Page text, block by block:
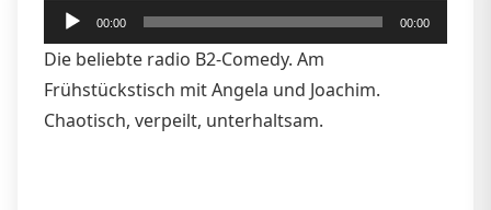
Audio-
Player
00:00 00:00
Die beliebte radio B2-Comedy. Am
Frühstückstisch mit Angela und Joachim.
Chaotisch, verpeilt, unterhaltsam.